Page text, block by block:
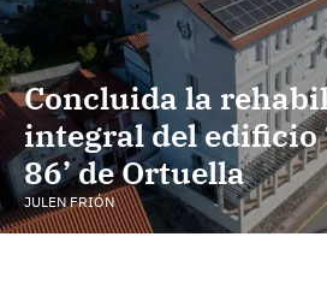
Concluida la
integral del edificio
86’ de Ortuella
JULEN FRIÓN